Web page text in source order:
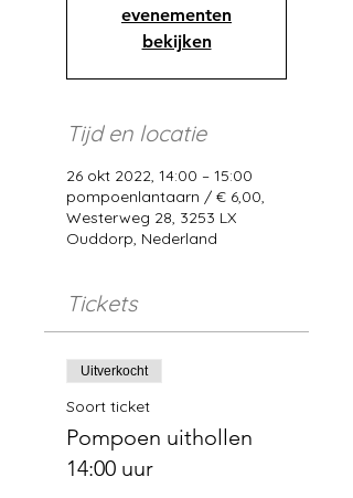
evenementen
bekijken
Tijd en locatie
26 okt 2022, 14:00 – 15:00
pompoenlantaarn / € 6,00,
Westerweg 28, 3253 LX
Ouddorp, Nederland
Tickets
Uitverkocht
Soort ticket
Pompoen uithollen
14:00 uur